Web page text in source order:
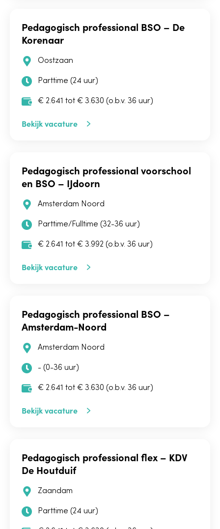
Pedagogisch professional BSO – De
Korenaar
Oostzaan
Parttime (24 uur)
€ 2.641 tot € 3.630 (o.b.v. 36 uur)
Bekijk vacature
Pedagogisch professional voorschool
en BSO – IJdoorn
Amsterdam Noord
Parttime/Fulltime (32-36 uur)
€ 2.641 tot € 3.992 (o.b.v. 36 uur)
Bekijk vacature
Pedagogisch professional BSO –
Amsterdam-Noord
Amsterdam Noord
- (0-36 uur)
€ 2.641 tot € 3.630 (o.b.v. 36 uur)
Bekijk vacature
Pedagogisch professional flex – KDV
De Houtduif
Zaandam
Parttime (24 uur)